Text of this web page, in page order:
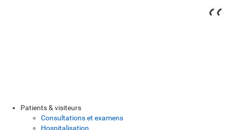
Patients & visiteurs
Consultations et examens
Hospitalisation